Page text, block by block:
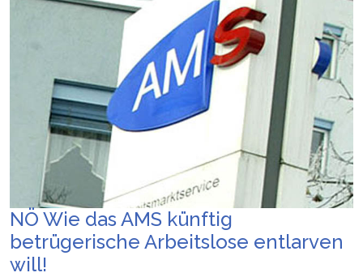
NÖ Wie das AMS künftig
betrügerische Arbeitslose entlarven
will!